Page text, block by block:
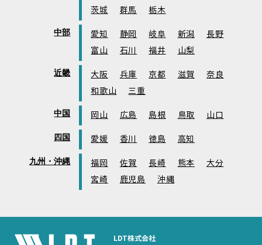
茨城
群馬 栃木
中部 愛知 静岡 岐阜 新潟
長野
富山
石川 福井 山梨
近畿 大阪 兵庫 京都 滋賀
奈良
和歌山
三重
中国 岡山 広島 島根 鳥取 山口
四国 愛媛 香川 徳島 高知
九州・沖縄 福岡 佐賀 長崎 熊本
大分
宮崎
鹿児島 沖縄
LDT株式会社